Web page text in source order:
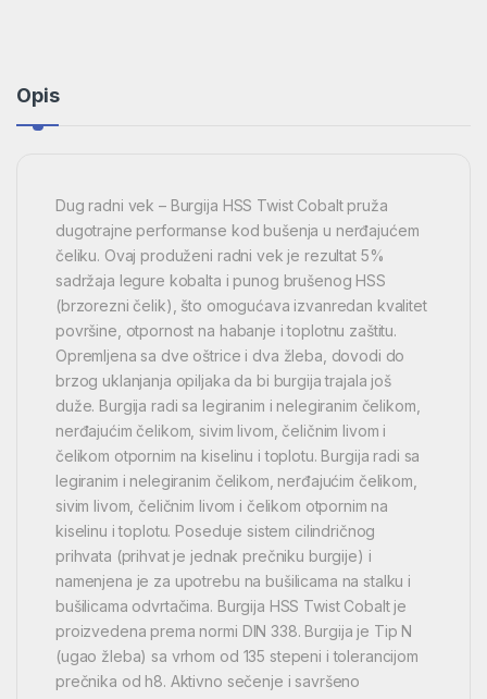
Opis
Dug radni vek – Burgija HSS Twist Cobalt pruža
dugotrajne performanse kod bušenja u nerđajućem
čeliku. Ovaj produženi radni vek je rezultat 5%
sadržaja legure kobalta i punog brušenog HSS
(brzorezni čelik), što omogućava izvanredan kvalitet
površine, otpornost na habanje i toplotnu zaštitu.
Opremljena sa dve oštrice i dva žleba, dovodi do
brzog uklanjanja opiljaka da bi burgija trajala još
duže. Burgija radi sa legiranim i nelegiranim čelikom,
nerđajućim čelikom, sivim livom, čeličnim livom i
čelikom otpornim na kiselinu i toplotu. Burgija radi sa
legiranim i nelegiranim čelikom, nerđajućim čelikom,
sivim livom, čeličnim livom i čelikom otpornim na
kiselinu i toplotu. Poseduje sistem cilindričnog
prihvata (prihvat je jednak prečniku burgije) i
namenjena je za upotrebu na bušilicama na stalku i
bušilicama odvrtačima. Burgija HSS Twist Cobalt je
proizvedena prema normi DIN 338. Burgija je Tip N
(ugao žleba) sa vrhom od 135 stepeni i tolerancijom
prečnika od h8. Aktivno sečenje i savršeno